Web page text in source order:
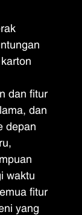
dan fitur
dan
depan
waktu
fitur
yang